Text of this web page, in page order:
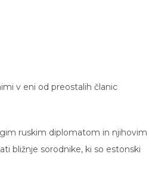
v eni od preostalih članic
ruskim diplomatom in njihovim
bližnje sorodnike, ki so estonski